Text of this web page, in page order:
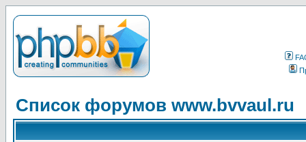
Список форумов www.bvvaul.ru